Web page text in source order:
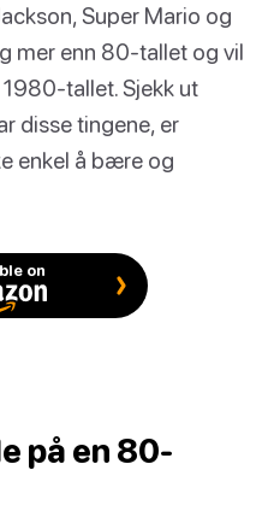
Super Mario og
mer enn 80-tallet og vil
tallet. Sjekk ut
disse tingene, er
enkel å bære og
on
på en 80-